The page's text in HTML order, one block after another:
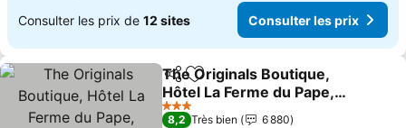
Consulter les prix de 12 sites Consulter les prix
PartagerAjouter à mes favoris
The Originals Boutique,
Hôtel La Ferme du Pape,
Eguisheim
Consulter les prix
3 Étoiles
8,2 Très bien
6 880